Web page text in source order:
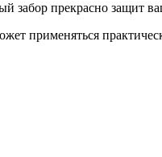
забор прекрасно защит
применяться